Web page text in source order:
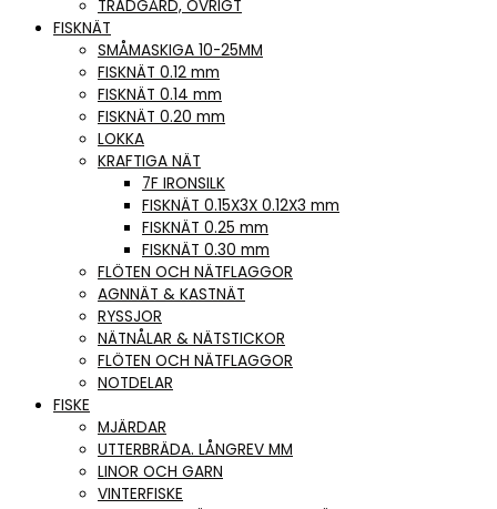
TRÄDGÅRD, ÖVRIGT
FISKNÄT
SMÅMASKIGA 10-25MM
FISKNÄT 0.12 mm
FISKNÄT 0.14 mm
FISKNÄT 0.20 mm
LOKKA
KRAFTIGA NÄT
7F IRONSILK
FISKNÄT 0.15X3X 0.12X3 mm
FISKNÄT 0.25 mm
FISKNÄT 0.30 mm
FLÖTEN OCH NÄTFLAGGOR
AGNNÄT & KASTNÄT
RYSSJOR
NÄTNÅLAR & NÄTSTICKOR
FLÖTEN OCH NÄTFLAGGOR
NOTDELAR
FISKE
MJÄRDAR
UTTERBRÄDA. LÅNGREV MM
LINOR OCH GARN
VINTERFISKE